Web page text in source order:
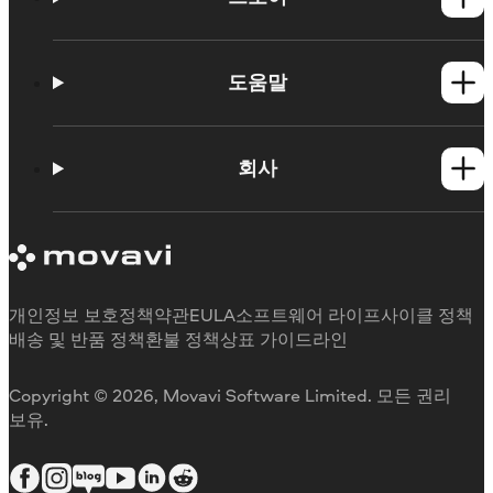
Mac 제품
도움말
학습 포털
체험판 제한 사항
환불
회사
후기
Movavi를 선택하는 이유
업무용
Copyright © 2026, Movavi Software Limited. 모든 권리
보유.
개인정보 보호정책약관EULA소프트웨어 라이프사이클 정책
배송 및 반품 정책환불 정책상표 가이드라인